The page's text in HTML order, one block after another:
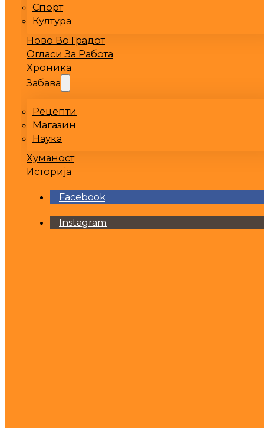
Спорт
Култура
Ново Во Градот
Огласи За Работа
Хроника
Забава
Рецепти
Магазин
Наука
Хуманост
Историја
Facebook
Instagram